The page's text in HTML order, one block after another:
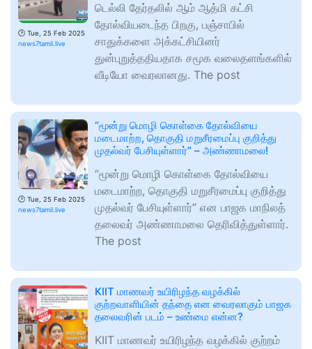
🕑 Tue, 25 Feb 2025
news7tamil.live
டெல்லி தேர்தலில் ஆம் ஆத்மி கட்சி
தோல்வியடைந்த பிறகு, பஞ்சாபில்
சாதுக்களை அக்கட்சியினர்
துன்புறுத்ததியதாக சமூக வலைதளங்களில்
வீடியோ வைரலானது. The post
🕑 Tue, 25 Feb 2025
news7tamil.live
“மூன்று மொழி கொள்கை தோல்வியை
மடைமாற்ற, தொகுதி மறுசீரமைப்பு குறித்து
முதல்வர் பேசியுள்ளார்” – அண்ணாமலை!
“மூன்று மொழி கொள்கை தோல்வியை
மடைமாற்ற, தொகுதி மறுசீரமைப்பு குறித்து
முதல்வர் பேசியுள்ளார்” என பாஜக மாநிலத்
தலைவர் அண்ணாமலை தெரிவித்துள்ளார்.
The post
KIIT மாணவர் உயிரிழந்த வழக்கில்
குற்றவாளியின் தந்தை என வைரலாகும் பாஜக
தலைவரின் படம் – உண்மை என்ன?
KIIT மாணவர் உயிரிழந்த வழக்கில் குற்றம்